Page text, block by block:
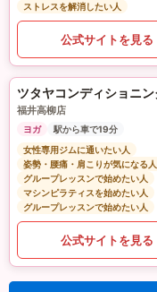
ストレスを解消したい人
公式サイトを見る
福井高柳店
ヨガ
駅から車で19分
女性専用ジムに通いたい人
姿勢・腰痛・肩こりが気になる人
グループレッスンで始めたい人
マシンピラティスを始めたい人
グループレッスンで始めたい人
公式サイトを見る